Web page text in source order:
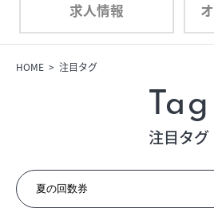
求人情報 フロアガイド
プロフィール
フロアガイド
ショップリス
HOME 注目タグ
Tag
注目タグ